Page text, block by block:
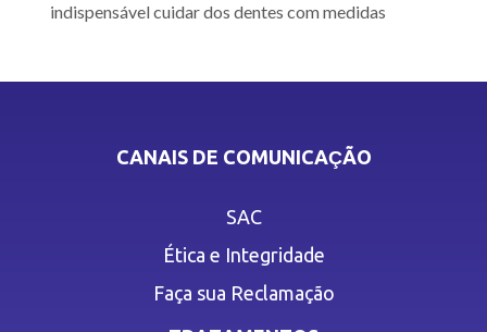
indispensável cuidar dos dentes com medidas
CANAIS DE COMUNICAÇÃO
SAC
Ética e Integridade
Faça sua Reclamação